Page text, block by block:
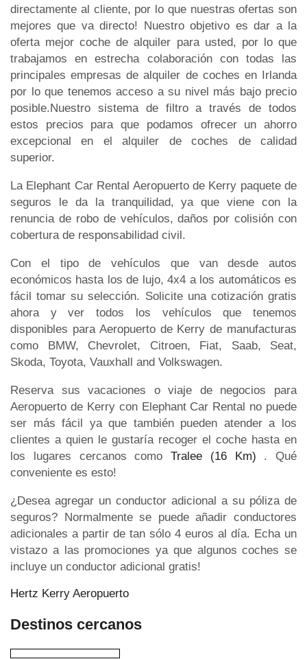
directamente al cliente, por lo que nuestras ofertas son
mejores que va directo! Nuestro objetivo es dar a la
oferta mejor coche de alquiler para usted, por lo que
trabajamos en estrecha colaboración con todas las
principales empresas de alquiler de coches en Irlanda
por lo que tenemos acceso a su nivel más bajo precio
posible.Nuestro sistema de filtro a través de todos
estos precios para que podamos ofrecer un ahorro
excepcional en el alquiler de coches de calidad
superior.
La Elephant Car Rental Aeropuerto de Kerry paquete de
seguros le da la tranquilidad, ya que viene con la
renuncia de robo de vehículos, daños por colisión con
cobertura de responsabilidad civil.
Con el tipo de vehículos que van desde autos
económicos hasta los de lujo, 4x4 a los automáticos es
fácil tomar su selección. Solicite una cotización gratis
ahora y ver todos los vehículos que tenemos
disponibles para Aeropuerto de Kerry de manufacturas
como BMW, Chevrolet, Citroen, Fiat, Saab, Seat,
Skoda, Toyota, Vauxhall and Volkswagen.
Reserva sus vacaciones o viaje de negocios para
Aeropuerto de Kerry con Elephant Car Rental no puede
ser más fácil ya que también pueden atender a los
clientes a quien le gustaría recoger el coche hasta en
los lugares cercanos como Tralee (16 Km) . Qué
conveniente es esto!
¿Desea agregar un conductor adicional a su póliza de
seguros? Normalmente se puede añadir conductores
adicionales a partir de tan sólo 4 euros al día. Echa un
vistazo a las promociones ya que algunos coches se
incluye un conductor adicional gratis!
Hertz Kerry Aeropuerto
Destinos cercanos